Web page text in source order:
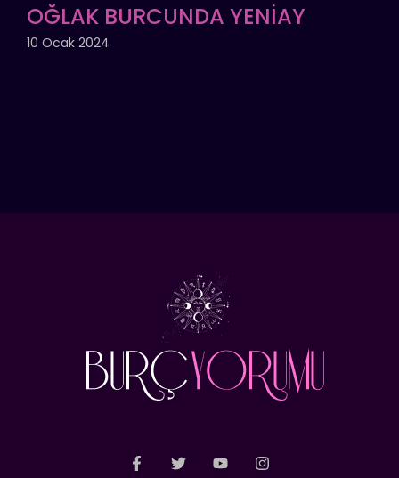
OĞLAK BURCUNDA YENİAY
10 Ocak 2024